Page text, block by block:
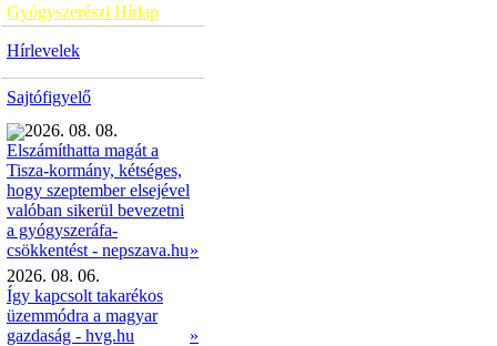
Gyógyszerészi Hírlap
Hírlevelek
Sajtófigyelő
2026. 08. 08.
Elszámíthatta magát a
Tisza-kormány, kétséges,
hogy szeptember elsejével
valóban sikerül bevezetni
a gyógyszeráfa-
csökkentést - nepszava.hu»
2026. 08. 06.
Így kapcsolt takarékos
üzemmódra a magyar
gazdaság - hvg.hu
»